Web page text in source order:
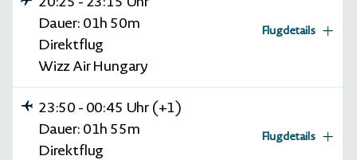
23:50 Varna (VAR) -
00:45 Bratislava (BTS)
Economy
Dauer:01h50m
Direktflug
Flugdetails
Wizz Air Hungary
HINFLUG (Direktflug)
Wizz Air Hungary (W67005)
23:50-00:45 Uhr(+1)
Dauer:01h55m
Direktflug
Flugdetails